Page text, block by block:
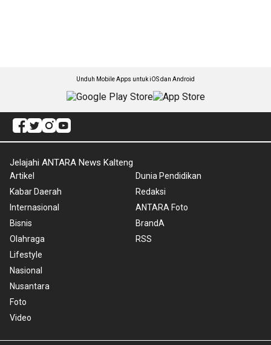
Unduh Mobile Apps untuk iOS dan Android
Jelajahi ANTARA News Kalteng
Artikel
Kabar Daerah
Internasional
Bisnis
Olahraga
Lifestyle
Nasional
Nusantara
Foto
Video
Dunia Pendidikan
Redaksi
ANTARA Foto
BrandA
RSS